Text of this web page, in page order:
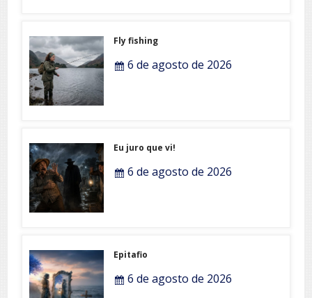
Fly fishing
6 de agosto de 2026
Eu juro que vi!
6 de agosto de 2026
Epitafio
6 de agosto de 2026